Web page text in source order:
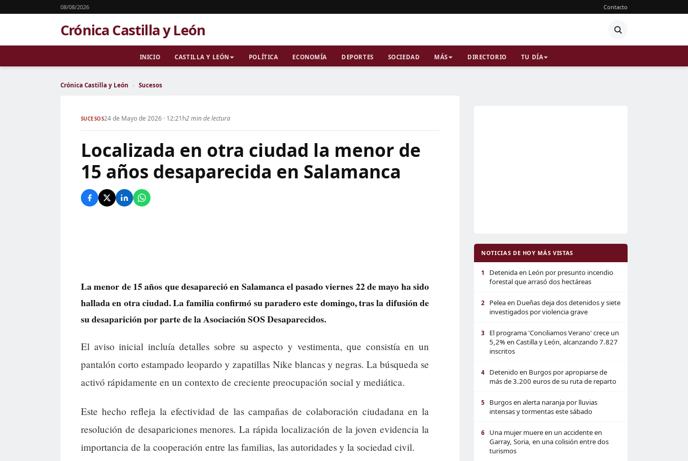
08/08/2026 Contacto
Crónica Castilla y León
INICIO CASTILLA Y LEÓN POLÍTICA ECONOMÍA DEPORTES SOCIEDAD MÁS DIRECTORIO TU DÍA
Crónica Castilla y León › Sucesos
SUCESOS24 de Mayo de 2026 · 12:21h2 min de lectura
Localizada en otra ciudad la menor de
15 años desaparecida en Salamanca
La menor de 15 años que desapareció en Salamanca el pasado viernes 22 de mayo ha sido
hallada en otra ciudad. La familia confirmó su paradero este domingo, tras la difusión de
su desaparición por parte de la Asociación SOS Desaparecidos.
El aviso inicial incluía detalles sobre su aspecto y vestimenta, que consistía en un
pantalón corto estampado leopardo y zapatillas Nike blancas y negras. La búsqueda se
activó rápidamente en un contexto de creciente preocupación social y mediática.
Este hecho refleja la efectividad de las campañas de colaboración ciudadana en la
resolución de desapariciones menores. La rápida localización de la joven evidencia la
importancia de la cooperación entre las familias, las autoridades y la sociedad civil.
NOTICIAS DE HOY MÁS VISTAS
1
Detenida en León por presunto incendio
forestal que arrasó dos hectáreas
2
Pelea en Dueñas deja dos detenidos y siete
investigados por violencia grave
3
El programa 'Conciliamos Verano' crece un
5,2% en Castilla y León, alcanzando 7.827
inscritos
4
Detenido en Burgos por apropiarse de
más de 3.200 euros de su ruta de reparto
5
Burgos en alerta naranja por lluvias
intensas y tormentas este sábado
6
Una mujer muere en un accidente en
Garray, Soria, en una colisión entre dos
turismos